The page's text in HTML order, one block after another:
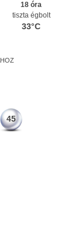
18 óra
tiszta égbolt
33°C
45